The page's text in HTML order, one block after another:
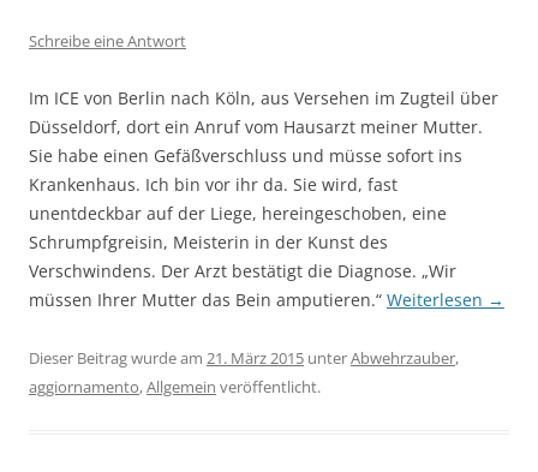
Schreibe eine Antwort
Im ICE von Berlin nach Köln, aus Versehen im Zugteil über
Düsseldorf, dort ein Anruf vom Hausarzt meiner Mutter.
Sie habe einen Gefäßverschluss und müsse sofort ins
Krankenhaus. Ich bin vor ihr da. Sie wird, fast
unentdeckbar auf der Liege, hereingeschoben, eine
Schrumpfgreisin, Meisterin in der Kunst des
Verschwindens. Der Arzt bestätigt die Diagnose. „Wir
müssen Ihrer Mutter das Bein amputieren.“ Weiterlesen →
Dieser Beitrag wurde am 21. März 2015 unterAbwehrzauber,
aggiornamento,Allgemein veröffentlicht.